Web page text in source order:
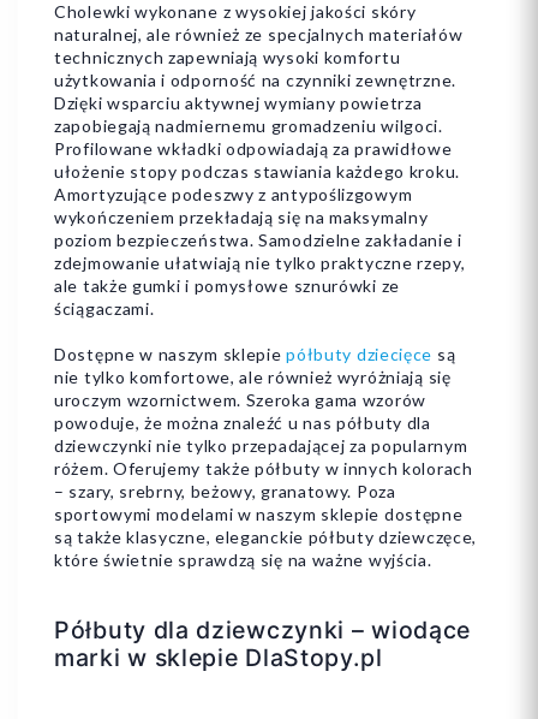
Cholewki wykonane z wysokiej jakości skóry
naturalnej, ale również ze specjalnych materiałów
technicznych zapewniają wysoki komfortu
użytkowania i odporność na czynniki zewnętrzne.
Dzięki wsparciu aktywnej wymiany powietrza
zapobiegają nadmiernemu gromadzeniu wilgoci.
Profilowane wkładki odpowiadają za prawidłowe
ułożenie stopy podczas stawiania każdego kroku.
Amortyzujące podeszwy z antypoślizgowym
wykończeniem przekładają się na maksymalny
poziom bezpieczeństwa. Samodzielne zakładanie i
zdejmowanie ułatwiają nie tylko praktyczne rzepy,
ale także gumki i pomysłowe sznurówki ze
ściągaczami.
Dostępne w naszym sklepiepółbuty dziecięce są
nie tylko komfortowe, ale również wyróżniają się
uroczym wzornictwem. Szeroka gama wzorów
powoduje, że można znaleźć u nas półbuty dla
dziewczynki nie tylko przepadającej za popularnym
różem. Oferujemy także półbuty w innych kolorach
– szary, srebrny, beżowy, granatowy. Poza
sportowymi modelami w naszym sklepie dostępne
są także klasyczne, eleganckie półbuty dziewczęce,
które świetnie sprawdzą się na ważne wyjścia.
Półbuty dla dziewczynki – wiodące
marki w sklepie DlaStopy.pl